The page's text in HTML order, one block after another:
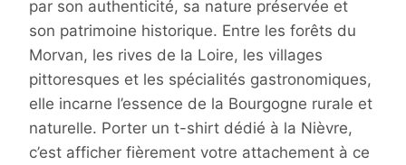
par son authenticité, sa nature préservée et
son patrimoine historique. Entre les forêts du
Morvan, les rives de la Loire, les villages
pittoresques et les spécialités gastronomiques,
elle incarne l’essence de la Bourgogne rurale et
naturelle. Porter un t-shirt dédié à la Nièvre,
c’est afficher fièrement votre attachement à ce